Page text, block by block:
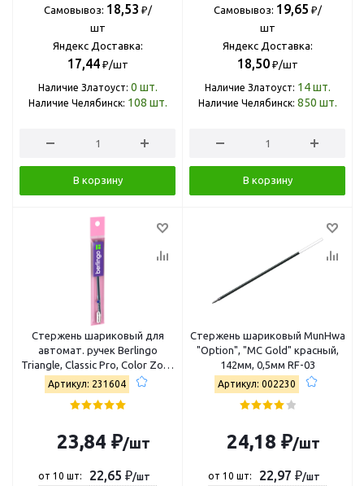
Самовывоз: 18,53 ₽/
шт
Яндекс Доставка:
17,44₽/шт
Наличие Златоуст: 0 шт.
Наличие Челябинск: 108 шт.
В корзину
Самовывоз: 19,65 ₽/
шт
Яндекс Доставка:
18,50₽/шт
Наличие Златоуст: 14 шт.
Наличие Челябинск: 850 шт.
В корзину
Стержень шариковый для
автомат. ручек Berlingo
Triangle, Classic Pro, Color Zone
синий, Hyper, 107мм, 0,7мм
CSb_71922
Артикул: 231604
23,84 ₽/шт
от 10 шт: 22,65 ₽/шт
Стержень шариковый MunHwa
"Option", "MC Gоld" красный,
142мм, 0,5мм RF-03
Артикул: 002230
24,18 ₽/шт
от 10 шт: 22,97 ₽/шт